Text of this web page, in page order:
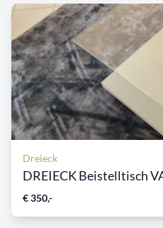
Dreieck
DREIECK Beistelltisch
€ 350,-